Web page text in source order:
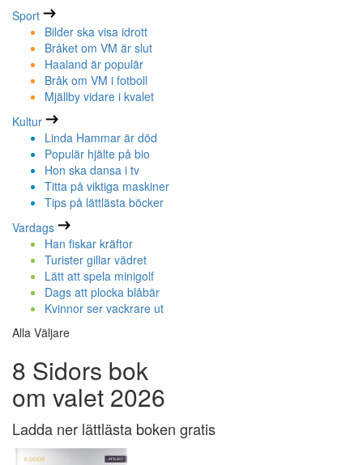
Sport
Bilder ska visa idrott
Bråket om VM är slut
Haaland är populär
Bråk om VM i fotboll
Mjällby vidare i kvalet
Kultur
Linda Hammar är död
Populär hjälte på bio
Hon ska dansa i tv
Titta på viktiga maskiner
Tips på lättlästa böcker
Vardags
Han fiskar kräftor
Turister gillar vädret
Lätt att spela minigolf
Dags att plocka blåbär
Kvinnor ser vackrare ut
Alla Väljare
8 Sidors bok
om valet 2026
Ladda ner lättlästa boken gratis